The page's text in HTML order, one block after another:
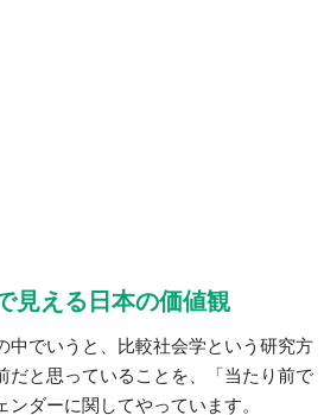
見える日本の価値観
中でいうと、比較社会学という研究方
だと思っていることを、「当たり前で
ダーに関してやっています。